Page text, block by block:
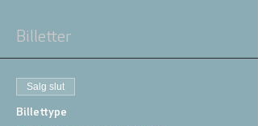
Billetter
Salg slut
Billettype